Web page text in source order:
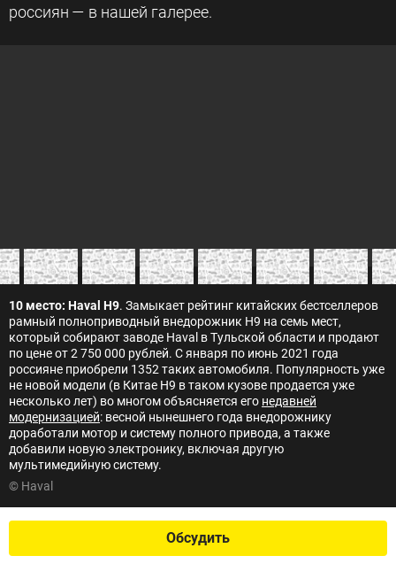
россиян — в нашей галерее.
10 место: Haval H9. Замыкает рейтинг китайских бестселлеров
рамный полноприводный внедорожник H9 на семь мест,
который собирают заводе Haval в Тульской области и продают
по цене от 2 750 000 рублей. С января по июнь 2021 года
россияне приобрели 1352 таких автомобиля. Популярность уже
не новой модели (в Китае H9 в таком кузове продается уже
несколько лет) во многом объясняется его недавней
модернизацией: весной нынешнего года внедорожнику
доработали мотор и систему полного привода, а также
добавили новую электронику, включая другую
мультимедийную систему.
© Haval
Обсудить